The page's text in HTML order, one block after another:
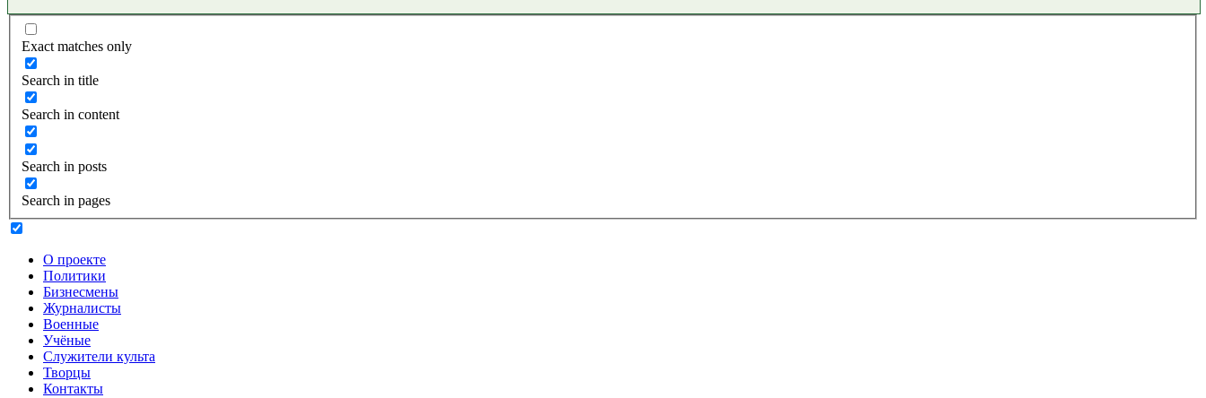
Exact matches only
Search in title
Search in content
Search in posts
Search in pages
О проекте
Политики
Бизнесмены
Журналисты
Военные
Учёные
Служители культа
Творцы
Контакты